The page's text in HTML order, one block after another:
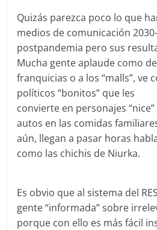
Quizás parezca poco lo que
medios de comunicación
postpandemia pero sus
Mucha gente aplaude como
franquicias o a los “malls”, ve
políticos “bonitos” que les
convierte en personajes
autos en las comidas
aún, llegan a pasar horas
como las chichis de Niurka.
Es obvio que al sistema del
gente “informada” sobre
porque con ello es más fácil